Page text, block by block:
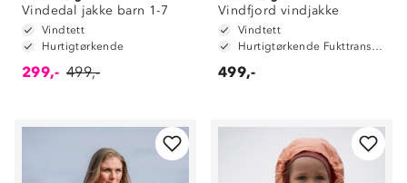
Vindedal jakke barn 1-7
Vindtett
Hurtigtørkende
299,- 499,-
Vindfjord vindjakke
Vindtett
Hurtigtørkende Fukttransporterende
499,-